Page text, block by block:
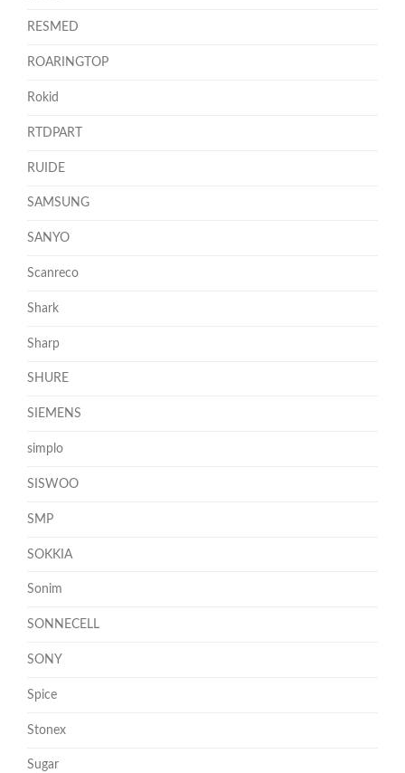
RESMED
ROARINGTOP
Rokid
RTDPART
RUIDE
SAMSUNG
SANYO
Scanreco
Shark
Sharp
SHURE
SIEMENS
simplo
SISWOO
SMP
SOKKIA
Sonim
SONNECELL
SONY
Spice
Stonex
Sugar